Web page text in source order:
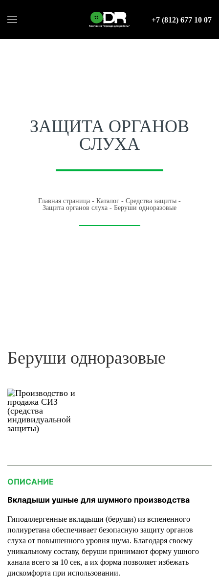
+7 (812) 677 10 07
ЗАЩИТА ОРГАНОВ
СЛУХА
Главная страница - Каталог - Средства защиты -
Защита органов слуха - Беруши одноразовые
Беруши одноразовые
ОПИСАНИЕ
Вкладыши ушные для шумного производства
Гипоаллергенные вкладыши (беруши) из вспененного
полиуретана обеспечивает безопасную защиту органов
слуха от повышенного уровня шума. Благодаря своему
уникальному составу, беруши принимают форму ушного
канала всего за 10 сек, а их форма позволяет избежать
дискомфорта при использовании.